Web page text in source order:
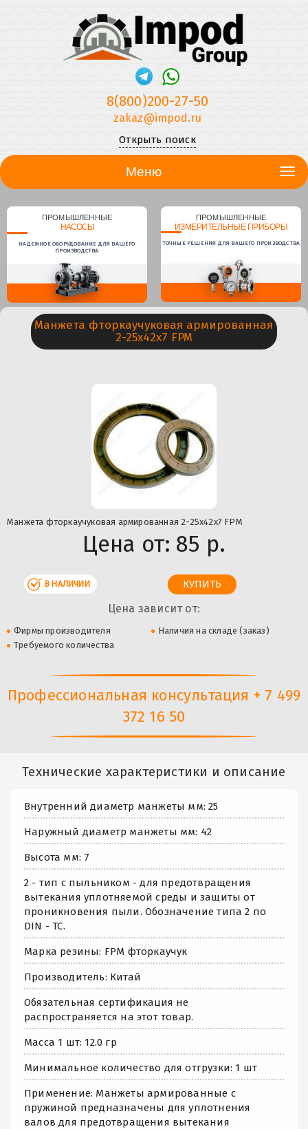
8(800)200-27-50
zakaz@impod.ru
Открыть поиск
Меню
ПРОМЫШЛЕННЫЕ
НАСОСЫ
НАДЕЖНОЕ ОБОРУДОВАНИЕ ДЛЯ ВАШЕГО
ПРОИЗВОДСТВА
ПРОМЫШЛЕННЫЕ
ИЗМЕРИТЕЛЬНЫЕ ПРИБОРЫ
ТОЧНЫЕ РЕШЕНИЯ ДЛЯ ВАШЕГО ПРОИЗВОДСТВА
Манжета фторкаучуковая армированная
2-25х42х7 FPM
Манжета фторкаучуковая армированная 2-25х42х7 FPM
Цена от: 85 р.
В НАЛИЧИИ
Цена зависит от:
Фирмы производителя
Наличия на складе (заказ)
Требуемого количества
Профессиональная консультация + 7 499
372 16 50
Технические характеристики и описание
Внутренний диаметр манжеты мм: 25
Наружный диаметр манжеты мм: 42
Высота мм: 7
2 - тип с пыльником - для предотвращения
вытекания уплотняемой среды и защиты от
проникновения пыли. Обозначение типа 2 по
DIN - TC.
Марка резины: FPM фторкаучук
Производитель: Китай
Обязательная сертификация не
распространяется на этот товар.
Масса 1 шт: 12.0 гр
Минимальное количество для отгрузки: 1 шт
Применение: Манжеты армированные с
пружиной предназначены для уплотнения
валов для предотвращения вытекания